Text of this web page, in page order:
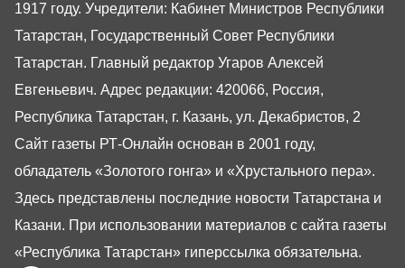
1917 году. Учредители: Кабинет Министров Республики
Татарстан, Государственный Совет Республики
Татарстан. Главный редактор Угаров Алексей
Евгеньевич. Адрес редакции: 420066, Россия,
Республика Татарстан, г. Казань, ул. Декабристов, 2
Сайт газеты РТ-Онлайн основан в 2001 году,
обладатель «Золотого гонга» и «Хрустального пера».
Здесь представлены последние новости Татарстана и
Казани. При использовании материалов с сайта газеты
«Республика Татарстан» гиперссылка обязательна.